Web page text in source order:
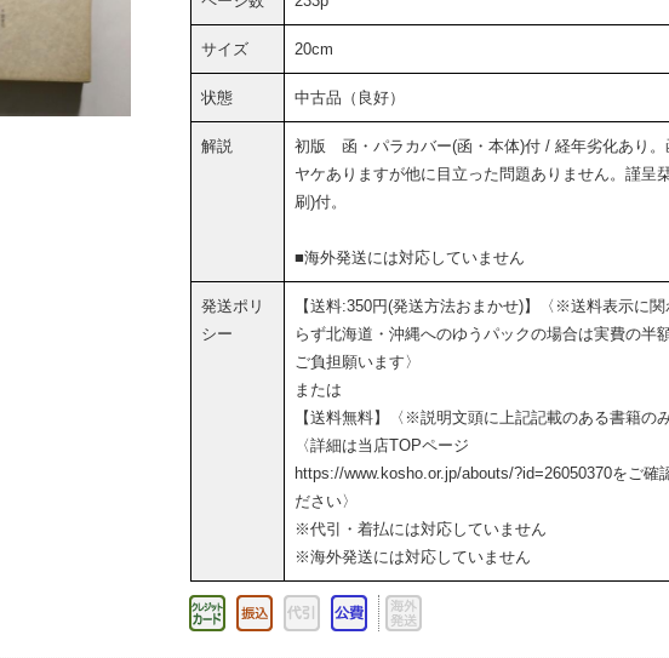
サイズ 20cm
状態 中古品（良好）
解説
初版 函・パラカバー(函・本体)付 / 経年劣化あり。
ヤケありますが他に目立った問題ありません。謹呈
刷)付。
■海外発送には対応していません
発送ポリ
シー
【送料:350円(発送方法おまかせ)】〈※送料表示に関
らず北海道・沖縄へのゆうパックの場合は実費の半
ご負担願います〉
または
【送料無料】〈※説明文頭に上記記載のある書籍の
〈詳細は当店TOPページ
https://www.kosho.or.jp/abouts/?id=26050370をご確
ださい〉
※代引・着払には対応していません
※海外発送には対応していません